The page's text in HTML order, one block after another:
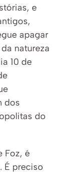
e
apagar
natureza
10 de
dos
do
Foz, é
É preciso